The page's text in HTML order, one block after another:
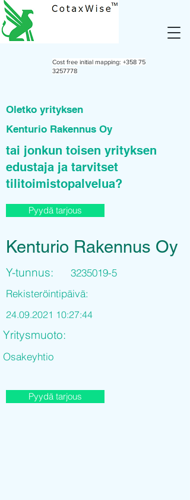
Cost free initial mapping: +358 75
3257778
Oletko yrityksen
Kenturio Rakennus Oy
tai jonkun toisen yrityksen
edustaja ja tarvitset
tilitoimistopalvelua?
Pyydä tarjous
Kenturio Rakennus Oy
Y-tunnus:
3235019-5
Rekisteröintipäivä:
24.09.2021 10:27:44
Yritysmuoto:
Osakeyhtio
Pyydä tarjous